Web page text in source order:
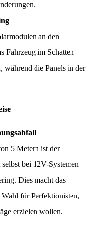
an den
Fahrzeug im Schatten
während die Panels in der
5 Metern ist der
bei 12V-Systemen
Dies macht das
für Perfektionisten,
erzielen wollen.